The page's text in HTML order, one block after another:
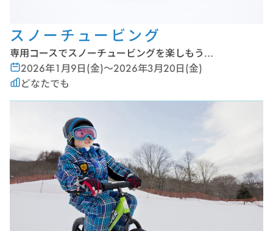
スノーチュービング
専用コースでスノーチュービングを楽しもう…
2026年1月9日(金)～2026年3月20日(金)
どなたでも